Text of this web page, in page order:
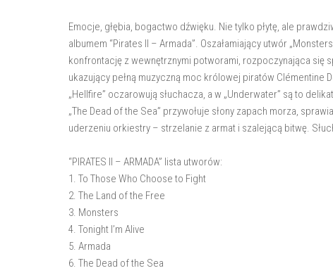
Emocje, głębia, bogactwo dźwięku. Nie tylko płytę, ale
albumem “Pirates II – Armada”. Oszałamiający utwór
konfrontację z wewnętrznymi potworami, rozpoczynająca się
ukazujący pełną muzyczną moc królowej piratów Clémentine
„Hellfire” oczarowują słuchacza, a w „Underwater” są to
„The Dead of the Sea” przywołuje słony zapach morza,
uderzeniu orkiestry – strzelanie z armat i szalejącą bitwę.
“PIRATES II – ARMADA” lista utworów:
1. To Those Who Choose to Fight
2. The Land of the Free
3. Monsters
4. Tonight I’m Alive
5. Armada
6. The Dead of the Sea